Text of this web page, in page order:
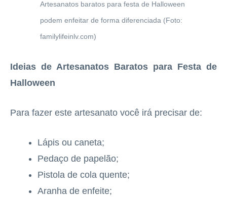
Artesanatos baratos para festa de Halloween
podem enfeitar de forma diferenciada (Foto:
familylifeinlv.com)
Ideias de Artesanatos Baratos para Festa de
Halloween
Para fazer este artesanato você irá precisar de:
Lápis ou caneta;
Pedaço de papelão;
Pistola de cola quente;
Aranha de enfeite;